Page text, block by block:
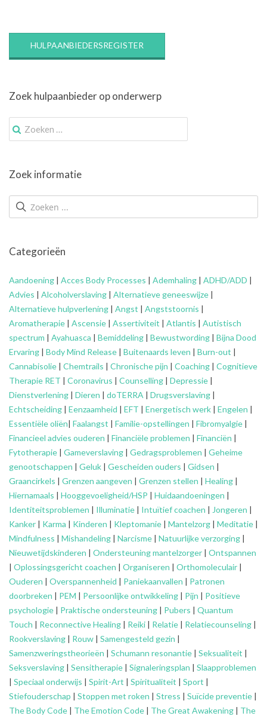
HULPAANBIEDERSREGISTER
Zoek hulpaanbieder op onderwerp
Zoek
naar:
Zoek informatie
Categorieën
Aandoening | Acces Body Processes | Ademhaling | ADHD/ADD |
Advies | Alcoholverslaving | Alternatieve geneeswijze |
Alternatieve hulpverlening | Angst | Angststoornis |
Aromatherapie | Ascensie | Assertiviteit | Atlantis | Autistisch
spectrum | Ayahuasca | Bemiddeling | Bewustwording | Bijna Dood
Ervaring | Body Mind Release | Buitenaards leven | Burn-out |
Cannabisolie | Chemtrails | Chronische pijn | Coaching | Cognitieve
Therapie RET | Coronavirus | Counselling | Depressie |
Dienstverlening | Dieren | doTERRA | Drugsverslaving |
Echtscheiding | Eenzaamheid | EFT | Energetisch werk | Engelen |
Essentiële oliën| Faalangst | Familie-opstellingen | Fibromyalgie |
Financieel advies ouderen | Financiële problemen | Financiën |
Fytotherapie | Gameverslaving | Gedragsproblemen | Geheime
genootschappen | Geluk | Gescheiden ouders | Gidsen |
Graancirkels | Grenzen aangeven | Grenzen stellen | Healing |
Hiernamaals | Hooggevoeligheid/HSP | Huidaandoeningen |
Identiteitsproblemen | Illuminatie | Intuïtief coachen | Jongeren |
Kanker | Karma | Kinderen | Kleptomanie | Mantelzorg | Meditatie |
Mindfulness | Mishandeling | Narcisme | Natuurlijke verzorging |
Nieuwetijdskinderen | Ondersteuningmantelzorger | Ontspannen
| Oplossingsgericht coachen | Organiseren | Orthomoleculair |
Ouderen | Overspannenheid | Paniekaanvallen | Patronen
doorbreken | PEM | Persoonlijke ontwikkeling | Pijn | Positieve
psychologie | Praktische ondersteuning | Pubers | Quantum
Touch | Reconnective Healing | Reiki | Relatie | Relatiecounseling |
Rookverslaving | Rouw | Samengesteld gezin |
Samenzweringstheorieën | Schumann resonantie | Seksualiteit |
Seksverslaving | Sensitherapie | Signaleringsplan | Slaapproblemen
| Speciaal onderwijs | Spirit-Art | Spiritualiteit | Sport |
Stiefouderschap | Stoppen met roken | Stress | Suïcide preventie |
The Body Code | The Emotion Code | The Great Awakening | The